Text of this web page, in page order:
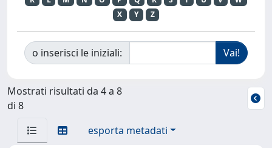
X
Y Z
o inserisci le iniziali:
Mostrati risultati da 4 a 8
di 8
esporta metadati